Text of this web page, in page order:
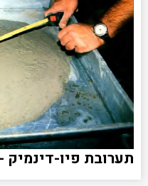
תערובת פיו-דינמיק